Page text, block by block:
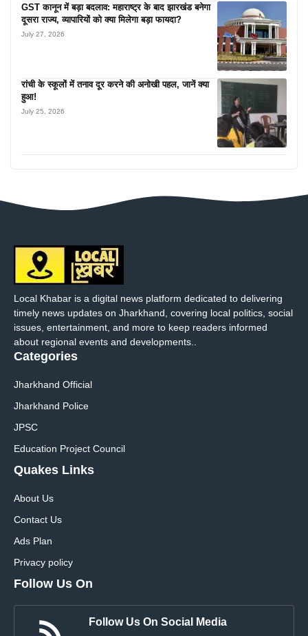
GST कानून में बड़ा बदलाव: महाराष्ट्र के बाद झारखंड बनेगा
दूसरा राज्य, व्यापारियों को क्या मिलेगा बड़ा फायदा?
July 27, 2026
रांची के स्कूलों में तनाव दूर करने की अनोखी पहल, जानें क्या
हुआ!
July 25, 2026
Local Khabar is a digital news platform dedicated to delivering
timely news updates on Jharkhand, covering local politics, social
issues, entertainment, and more to keep readers informed
about regional events and developments..
Categories
Jharkhand Official
Jharkhand Police
JPSC
Education Project Council
Quakes Links
About Us
Contact Us
Ads Plan
Privacy policy
Follow Us On
Follow Us On Social Media